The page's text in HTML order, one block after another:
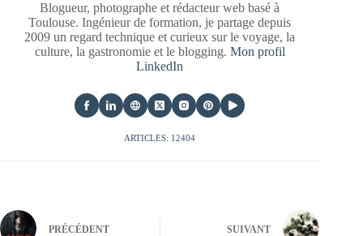
Blogueur, photographe et rédacteur web basé à
Toulouse. Ingénieur de formation, je partage depuis
2009 un regard technique et curieux sur le voyage, la
culture, la gastronomie et le blogging. Mon profil
LinkedIn
ARTICLES: 12404
PRÉCÉDENT SUIVANT